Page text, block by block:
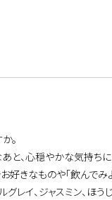
。
と、心穏やかな気持ち
きなものや「飲んでみ
レイ、ジャスミン、ほう